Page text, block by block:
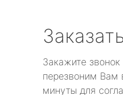
Закажите
перезвоним Вам
минуты для